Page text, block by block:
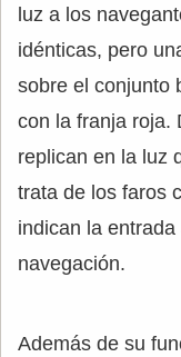
luz a los
idénticas, pero
sobre el conjunto
con la franja roja.
replican en la luz
trata de los faros
indican la
navegación.
Además de su